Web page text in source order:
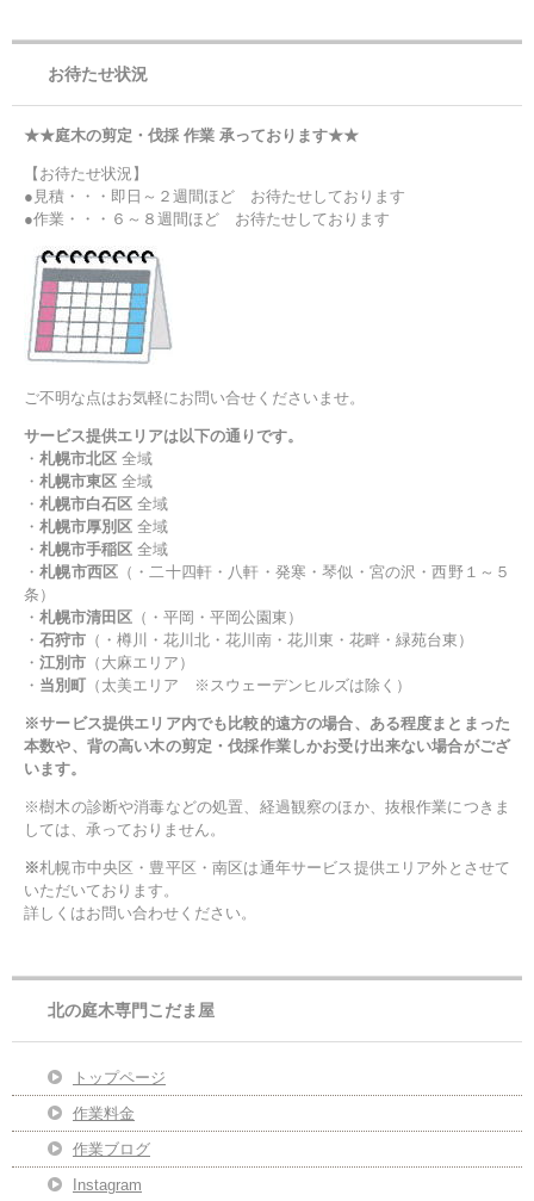
お待たせ状況
★★庭木の剪定・伐採 作業 承っております★★
【お待たせ状況】
●見積・・・即日～２週間ほど お待たせしております
●作業・・・６～８週間ほど お待たせしております
ご不明な点はお気軽にお問い合せくださいませ。
サービス提供エリアは以下の通りです。
・ 札幌市北区 全域
・ 札幌市東区 全域
・ 札幌市白石区 全域
・ 札幌市厚別区 全域
・ 札幌市手稲区 全域
・札幌市西区 （・二十四軒・八軒・発寒・琴似・宮の沢・西野１～５
条）
・ 札幌市清田区 （・平岡・平岡公園東）
・ 石狩市 （・樽川・花川北・花川南・花川東・花畔・緑苑台東）
・ 江別市 （大麻エリア）
・ 当別町 （太美エリア ※スウェーデンヒルズは除く）
※サービス提供エリア内でも比較的遠方の場合、ある程度まとまった
本数や、背の高い木の剪定・伐採作業しかお受け出来ない場合がござ
います。
※樹木の診断や消毒などの処置、経過観察のほか、抜根作業につきま
しては、承っておりません。
※札幌市中央区・豊平区・南区は通年サービス提供エリア外とさせて
いただいております。
詳しくはお問い合わせください。
北の庭木専門こだま屋
トップページ
作業料金
作業ブログ
Instagram